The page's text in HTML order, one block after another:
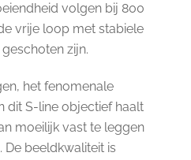
volgen bij 800
vrije loop met stabiele
zijn.
het fenomenale
dit S-line objectief haalt
moeilijk vast te leggen
beeldkwaliteit is